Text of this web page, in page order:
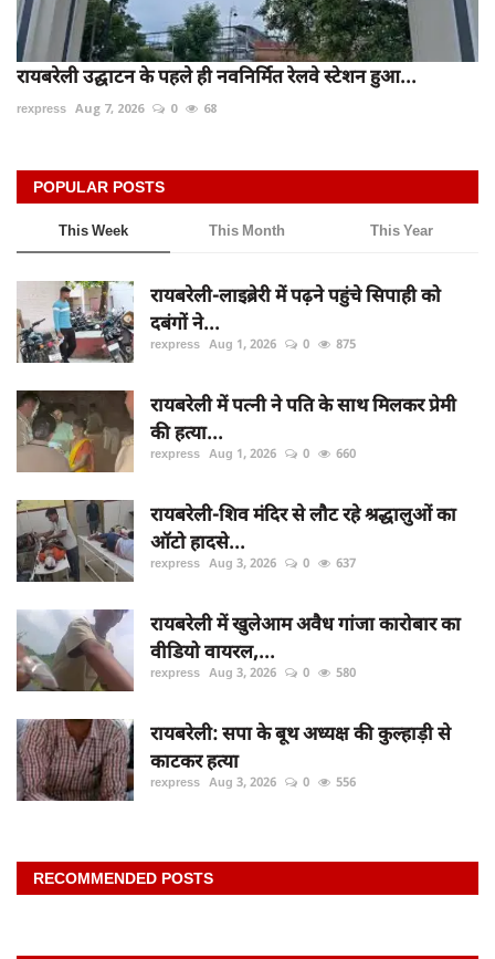
रायबरेली उद्घाटन के पहले ही नवनिर्मित रेलवे स्टेशन हुआ...
rexpress Aug 7, 2026 0 68
POPULAR POSTS
This Week This Month This Year
रायबरेली-लाइब्रेरी में पढ़ने पहुंचे सिपाही को
दबंगों ने...
rexpress Aug 1, 2026 0 875
रायबरेली में पत्नी ने पति के साथ मिलकर प्रेमी
की हत्या...
rexpress Aug 1, 2026 0 660
रायबरेली-शिव मंदिर से लौट रहे श्रद्धालुओं का
ऑटो हादसे...
rexpress Aug 3, 2026 0 637
रायबरेली में खुलेआम अवैध गांजा कारोबार का
वीडियो वायरल,...
rexpress Aug 3, 2026 0 580
रायबरेली: सपा के बूथ अध्यक्ष की कुल्हाड़ी से
काटकर हत्या
rexpress Aug 3, 2026 0 556
RECOMMENDED POSTS